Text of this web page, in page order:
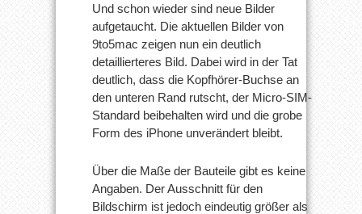
Und schon wieder sind neue Bilder
aufgetaucht. Die aktuellen Bilder von
9to5mac zeigen nun ein deutlich
detaillierteres Bild. Dabei wird in der Tat
deutlich, dass die Kopfhörer-Buchse an
den unteren Rand rutscht, der Micro-SIM-
Standard beibehalten wird und die grobe
Form des iPhone unverändert bleibt.
Über die Maße der Bauteile gibt es keine
Angaben. Der Ausschnitt für den
Bildschirm ist jedoch eindeutig größer als